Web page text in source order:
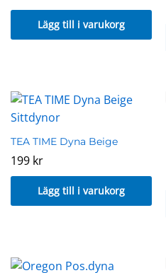
Lägg till i varukorg
TEA TIME Dyna Beige
199 kr
Lägg till i varukorg